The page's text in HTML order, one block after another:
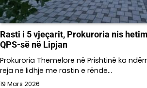
Rasti i 5 vjeçarit, Prokuroria nis
QPS-së në Lipjan
Prokuroria Themelore në Prishtinë ka
reja në lidhje me rastin e rëndë…
19 Mars 2026